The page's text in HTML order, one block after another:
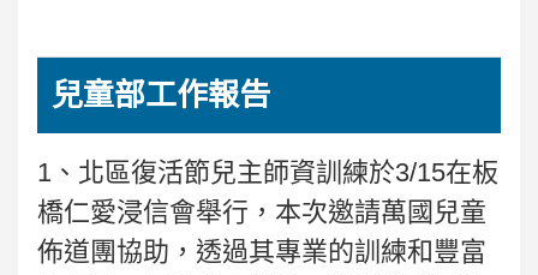
兒童部工作報告
1、北區復活節兒主師資訓練於3/15在板
橋仁愛浸信會舉行，本次邀請萬國兒童
佈道團協助，透過其專業的訓練和豐富